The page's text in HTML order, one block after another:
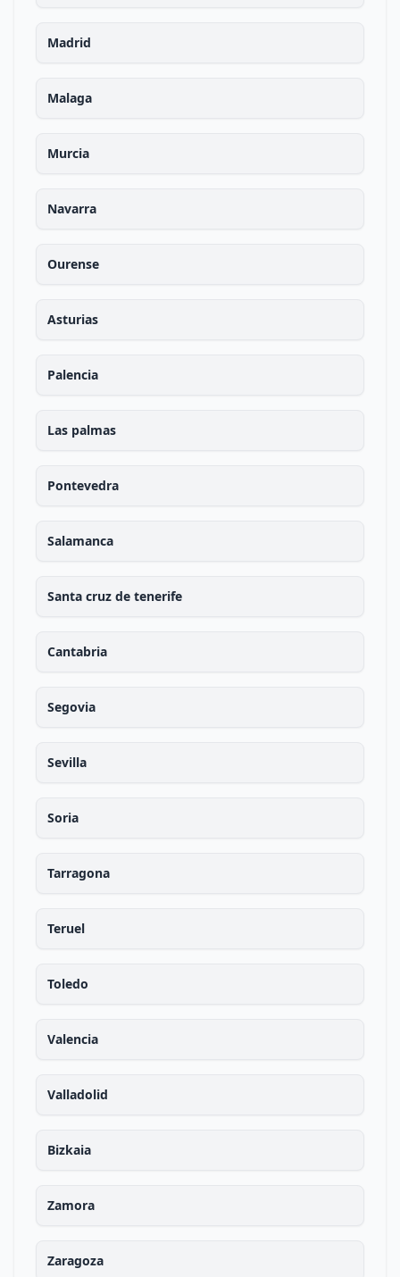
Madrid
Malaga
Murcia
Navarra
Ourense
Asturias
Palencia
Las palmas
Pontevedra
Salamanca
Santa cruz de tenerife
Cantabria
Segovia
Sevilla
Soria
Tarragona
Teruel
Toledo
Valencia
Valladolid
Bizkaia
Zamora
Zaragoza